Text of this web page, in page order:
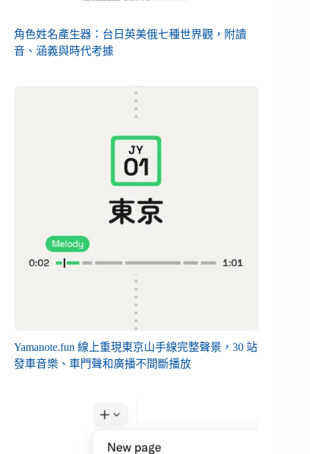
角色姓名產生器：台日英美俄七種世界觀，附讀
音、涵義與時代考據
Yamanote.fun 線上重現東京山手線完整聲景，30 站
發車音樂、車門聲和廣播不間斷播放